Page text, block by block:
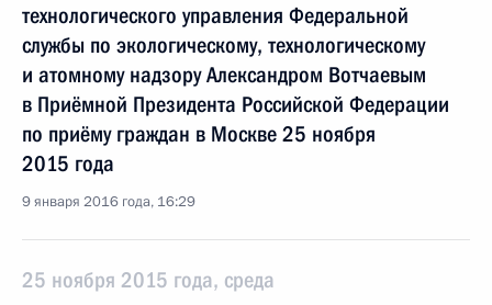
технологического управления Федеральной
службы по экологическому, технологическому
и атомному надзору Александром Вотчаевым
в Приёмной Президента Российской Федерации
по приёму граждан в Москве 25 ноября
2015 года
9 января 2016 года, 16:29
25 ноября 2015 года, среда